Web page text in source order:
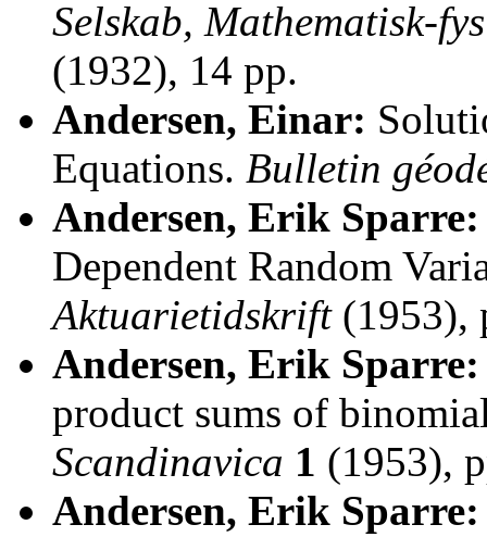
Selskab, Mathematisk-
(1932), 14 pp.
Andersen, Einar:
Equations. Bulletin
Andersen, Erik Sparre:
Dependent Random
Aktuarietidskrift(1953),
Andersen, Erik Sparre:
product sums of
Scandinavica 1 (1953),
Andersen, Erik Sparre: